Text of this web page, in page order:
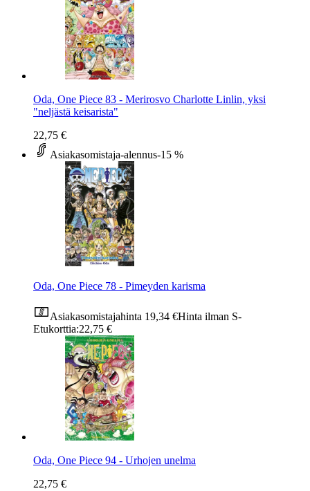
Oda, One Piece 83 - Merirosvo Charlotte Linlin, yksi
"neljästä keisarista"
22,75 €
Asiakasomistaja-alennus-15 %
Oda, One Piece 78 - Pimeyden karisma
Asiakasomistajahinta 19,34 €Hinta ilman S-
Etukorttia:22,75 €
Oda, One Piece 94 - Urhojen unelma
22,75 €